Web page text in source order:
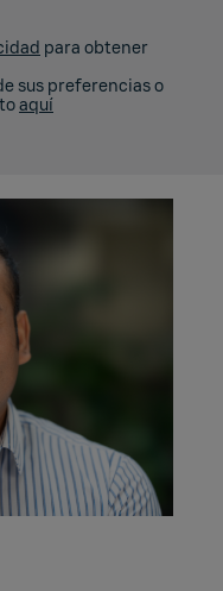
para obtener
sus preferencias o
aquí